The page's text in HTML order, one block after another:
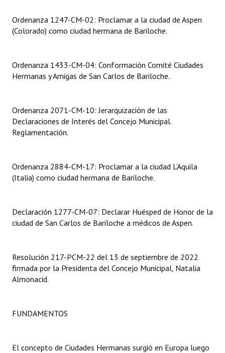
Dictámenes Asesoría Letrada
Informes de Unidad Coordinadora
Ejecución Presupuestaria
NORMATIVA
Declaraciones
Resoluciones de Presidencia
Antiguos Pobladores
Noticias Destacadas
Datos Históricos
Ordenanza 1247-CM-02: Proclamar a la ciudad de Aspen
(Colorado) como ciudad hermana de Bariloche.
Ordenanza 1433-CM-04: Conformación Comité Ciudades
Hermanas y Amigas de San Carlos de Bariloche.
Ordenanza 2071-CM-10: Jerarquización de las
Declaraciones de Interés del Concejo Municipal.
Reglamentación.
Ordenanza 2884-CM-17: Proclamar a la ciudad L’Aquila
(Italia) como ciudad hermana de Bariloche.
Declaración 1277-CM-07: Declarar Huésped de Honor de la
ciudad de San Carlos de Bariloche a médicos de Aspen.
Resolución 217-PCM-22 del 13 de septiembre de 2022
firmada por la Presidenta del Concejo Municipal, Natalia
Almonacid.
FUNDAMENTOS
El concepto de Ciudades Hermanas surgió en Europa luego